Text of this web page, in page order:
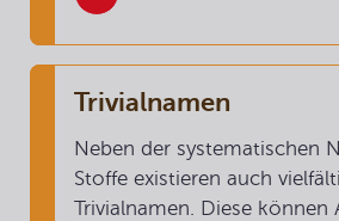
Trivialnamen
Neben der systematischen
Stoffe existieren auch
Trivialnamen. Diese können